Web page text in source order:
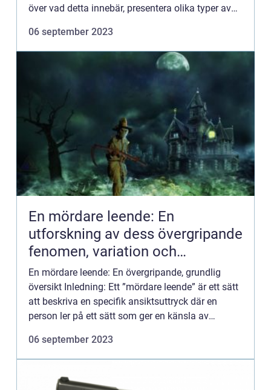
över vad detta innebär, presentera olika typer av
06 september 2023
En mördare leende: En
utforskning av dess övergripande
fenomen, variation och
historiska betydelse
En mördare leende: En övergripande, grundlig
översikt Inledning: Ett ”mördare leende” är ett sätt
att beskriva en specifik ansiktsuttryck där en
person ler på ett sätt som ger en känsla av
fascineran...
06 september 2023